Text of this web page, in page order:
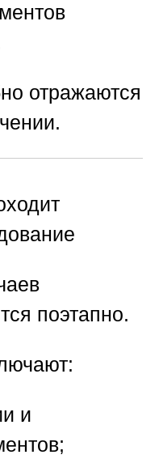
отражаются
поэтапно.
и